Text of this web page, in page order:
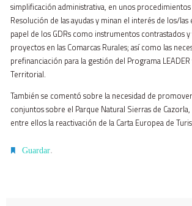
simplificación administrativa, en unos
Resolución de las ayudas y minan el interés de los/
papel de los GDRs como instrumentos contrastados
proyectos en las Comarcas Rurales; así como las
prefinanciación para la gestión del Programa
Territorial.
También se comentó sobre la necesidad de
conjuntos sobre el Parque Natural Sierras de Cazorla,
entre ellos la reactivación de la Carta Europea de
Guardar.